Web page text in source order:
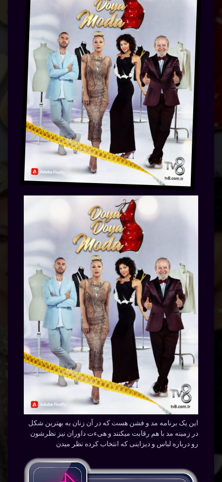
این یک برنامه مد و فشن هست که در آن زنان به بهترین شکل
در زمینه مد با هم رقابت میکنند و هیءت داوران نیز نظرشون
رو درباره لباس و دیزاینی که انتخاب کرده نظر میدن